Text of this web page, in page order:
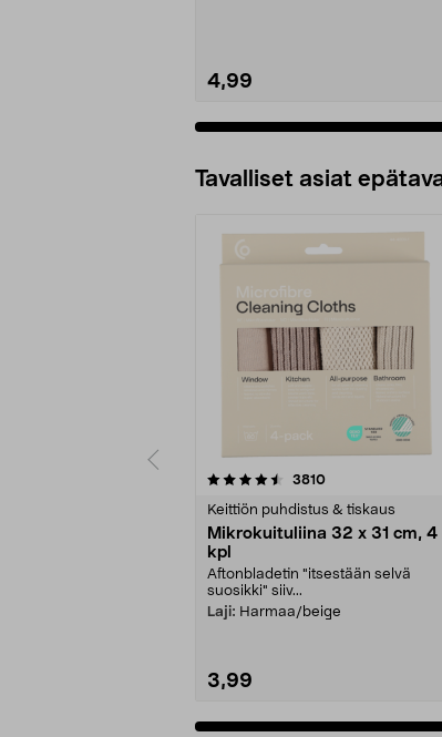
4,99
Tavalliset asiat
3810arvostelut
Keittiön puhdistus & tiskaus
Mikrokuituliina 32 x 31 cm, 4
kpl
Aftonbladetin "itsestään selvä
suosikki" siiv...
Laji: Harmaa/beige
3,99
4.5viidestä